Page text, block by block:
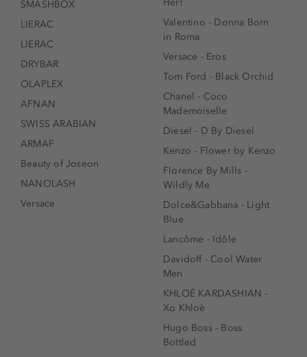
SMASHBOX
LIERAC
LIERAC
DRYBAR
OLAPLEX
AFNAN
SWISS ARABIAN
ARMAF
Beauty of Joseon
NANOLASH
Versace
Valentino - Donna Born
in Roma
Versace - Eros
Tom Ford - Black Orchid
Chanel - Coco
Mademoiselle
Diesel - D By Diesel
Kenzo - Flower by Kenzo
Florence By Mills -
Wildly Me
Dolce&Gabbana - Light
Blue
Lancôme - Idôle
Davidoff - Cool Water
Men
KHLOÉ KARDASHIAN -
Xo Khloè
Hugo Boss - Boss
Bottled